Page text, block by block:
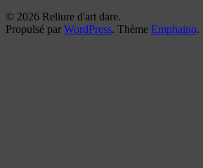
© 2026 Reliure d'art dare.
Propulsé par WordPress. Thème Emphaino.